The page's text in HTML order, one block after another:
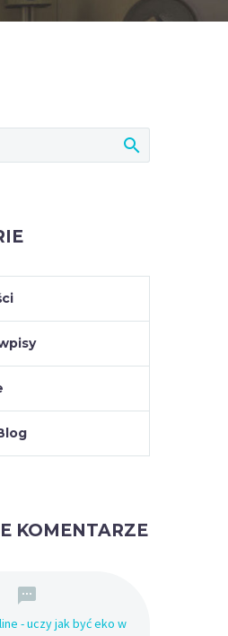
KOMENTARZE
- uczy jak być eko w